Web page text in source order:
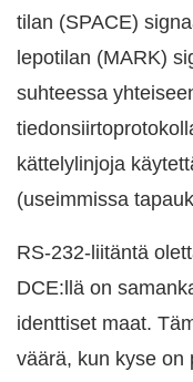
tilan (SPACE)
lepotilan (MARK)
suhteessa
kättelylinjoja
(useimmissa
RS-232-liitäntä
DCE:llä on
identtiset maat.
väärä, kun kyse on